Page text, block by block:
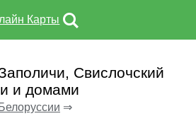
Карты
Свислочский
и домами
⇒